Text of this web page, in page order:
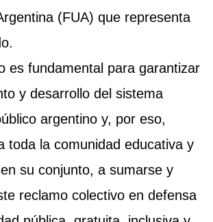
(FUA) que representa
es fundamental para garantizar
y desarrollo del sistema
argentino y, por eso,
toda la comunidad educativa y
su conjunto, a sumarse y
reclamo colectivo en defensa